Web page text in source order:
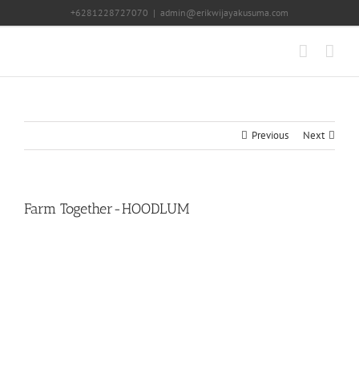
+6281228727070 | admin@erikwijayakusuma.com
Previous Next
Farm Together-HOODLUM